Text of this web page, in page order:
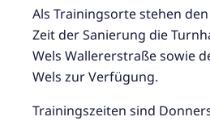
Als Trainingsorte stehen
Zeit der Sanierung die
Wels Wallererstraße sowie
Wels zur Verfügung.
Trainingszeiten sind